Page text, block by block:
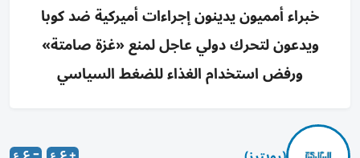
خبراء أمميون يدينون إجراءات أميركية ضد كوبا
ويدعون لتحرك دولي عاجل لمنع «غزة صامتة»
ورفض استخدام الغذاء للضغط السياسي